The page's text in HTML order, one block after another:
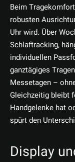
Beim
robusten
Uhr wird. Über
Schlaftracking,
individuellen
ganztägiges
Messetagen –
Gleichzeitig bleibt
Handgelenke hat
spürt den
Display